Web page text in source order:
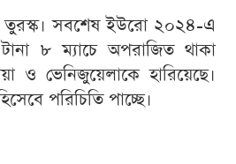
তুরস্ক। সবশেষ ইউরো ২০২৪-এ
৮ ম্যাচে অপরাজিত থাকা
ও ভেনিজুয়েলাকে হারিয়েছে।
পরিচিতি পাচ্ছে।